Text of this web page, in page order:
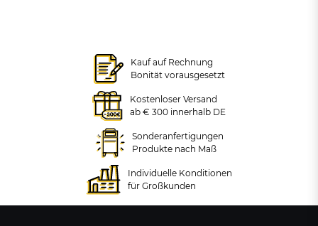
Abfallbehälter mit Ascher,
ZUM PRODUKT
Kombiascher aus
Edelstahl, poliert, 32L
250,96 €
ZUM PRODUKT
Zubehör: Inneneinsatz aus
verzinktem Stahlblech, 32L
63,23 €
Kauf auf Rechnung
Bonität vorausgesetzt
Kostenloser Versand
ab € 300 innerhalb DE
Sonderanfertigungen
Produkte nach Maß
Individuelle Konditionen
für Großkunden